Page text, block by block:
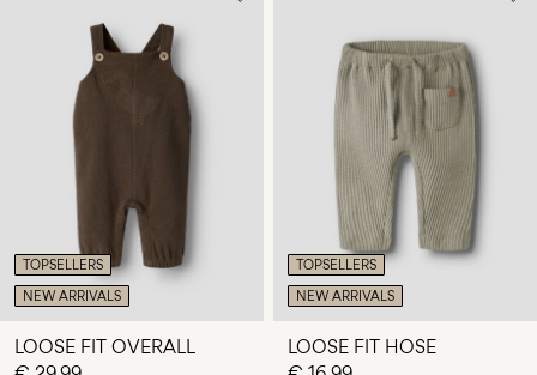
TOPSELLERS
NEW ARRIVALS
LOOSE FIT OVERALL
TOPSELLERS
NEW ARRIVALS
LOOSE FIT HOSE